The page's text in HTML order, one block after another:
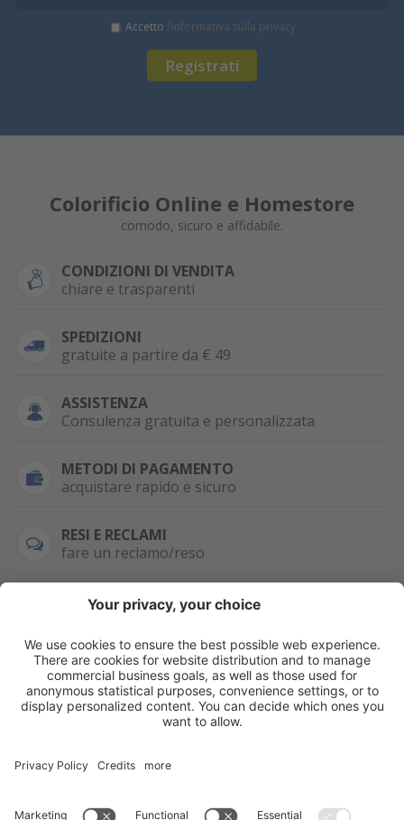
Registrati
Accetto l’informativa sulla privacy
Colorificio Online e Homestore
comodo, sicuro e affidabile.
CONDIZIONI DI VENDITA
chiare e trasparenti
SPEDIZIONI
gratuite a partire da € 49
ASSISTENZA
Consulenza gratuita e personalizzata
METODI DI PAGAMENTO
acquistare rapido e sicuro
RESI E RECLAMI
fare un reclamo/reso
SEMPRE DISPONIBILE
0471 506798
WHATSAPP
+39 376 2951129
HAI LA PARTITA
IVA?
Per ordini, offerte,
prezzi speciali e
ulteriori articoli